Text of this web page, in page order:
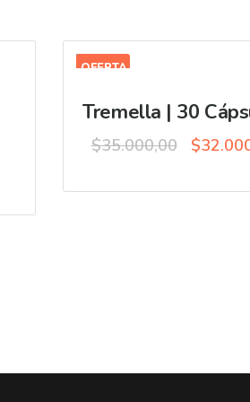
OFERTA
Tremella | 30
$35.000,00
Original
was:
$